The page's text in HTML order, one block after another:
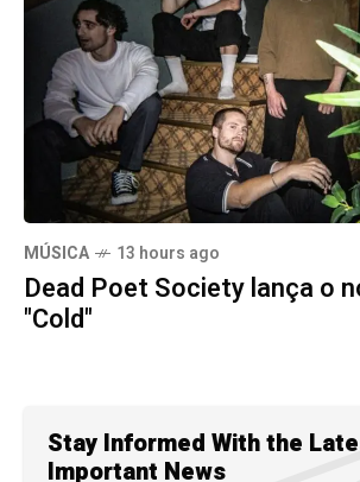
MÚSICA 13 hours ago
Dead Poet Society lança o
"Cold"
Stay Informed With the
Important News